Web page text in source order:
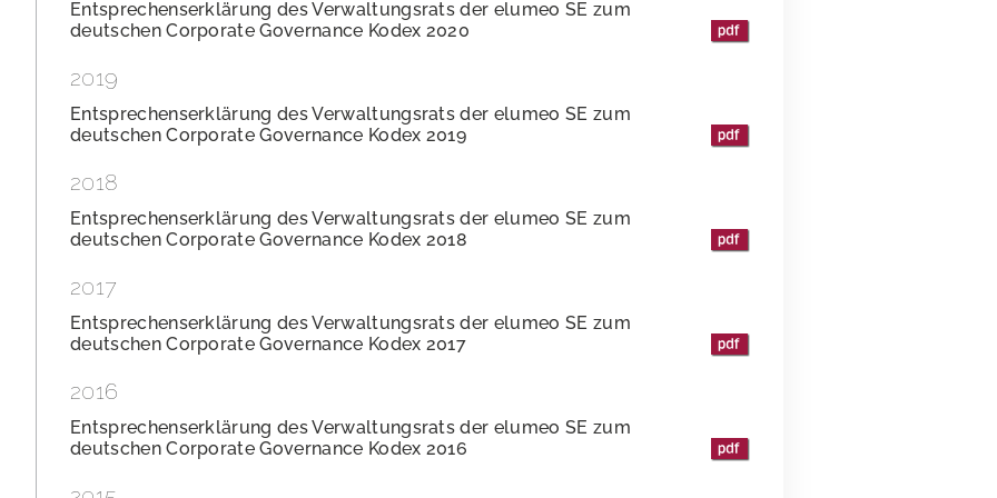
Entsprechenserklärung des Verwaltungsrats der elumeo SE zum
deutschen Corporate Governance Kodex 2020
2019
Entsprechenserklärung des Verwaltungsrats der elumeo SE zum
deutschen Corporate Governance Kodex 2019
2018
Entsprechenserklärung des Verwaltungsrats der elumeo SE zum
deutschen Corporate Governance Kodex 2018
2017
Entsprechenserklärung des Verwaltungsrats der elumeo SE zum
deutschen Corporate Governance Kodex 2017
2016
Entsprechenserklärung des Verwaltungsrats der elumeo SE zum
deutschen Corporate Governance Kodex 2016